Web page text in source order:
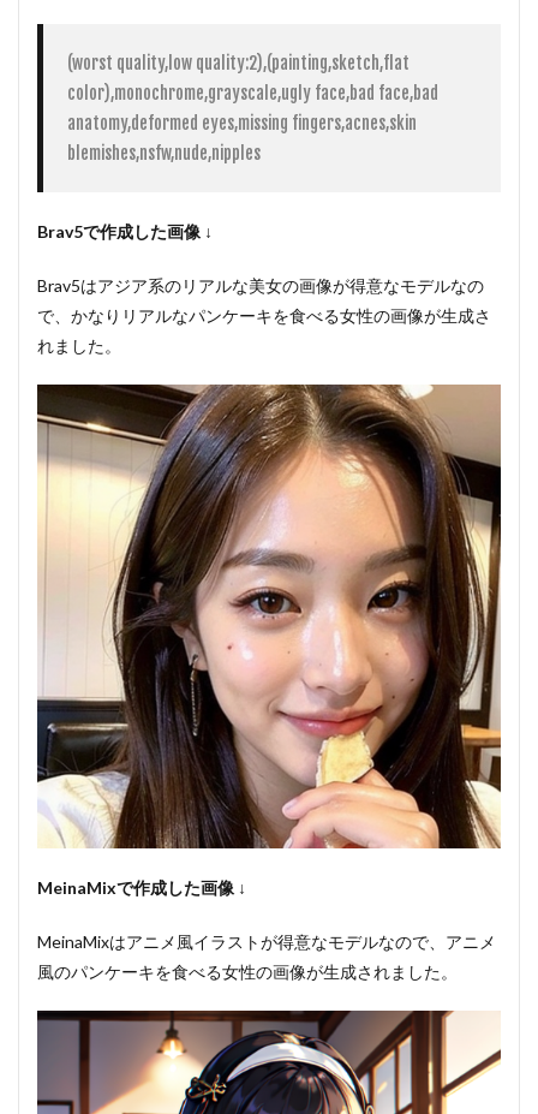
(worst quality,low quality:2),(painting,sketch,flat
color),monochrome,grayscale,ugly face,bad face,bad
anatomy,deformed eyes,missing fingers,acnes,skin
blemishes,nsfw,nude,nipples
Brav5で作成した画像 ↓
Brav5はアジア系のリアルな美女の画像が得意なモデルなの
で、かなりリアルなパンケーキを食べる女性の画像が生成さ
れました。
MeinaMixで作成した画像 ↓
MeinaMixはアニメ風イラストが得意なモデルなので、アニメ
風のパンケーキを食べる女性の画像が生成されました。